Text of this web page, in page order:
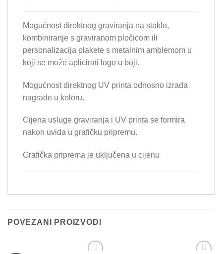
Mogućnost direktnog graviranja na staklo,
kombiniranje s graviranom pločicom ili
personalizacija plakete s metalnim amblemom u
koji se može aplicirati logo u boji.
Mogućnost direktnog UV printa odnosno izrada
nagrade u koloru.
Cijena usluge graviranja i UV printa se formira
nakon uvida u grafičku pripremu.
Grafička priprema je uključena u cijenu
POVEZANI PROIZVODI